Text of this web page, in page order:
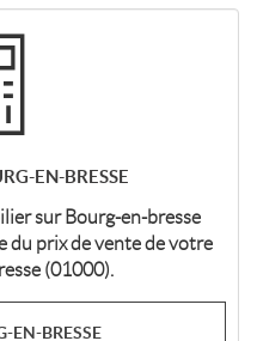
EN-BRESSE
sur Bourg-en-bresse
du prix de vente de votre
(01000).
EN-BRESSE